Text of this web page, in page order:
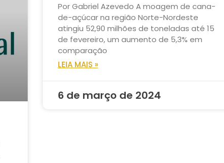
Por Gabriel Azevedo A moagem de cana-
de-açúcar na região Norte-Nordeste
atingiu 52,90 milhões de toneladas até 15
de fevereiro, um aumento de 5,3% em
comparação
LEIA MAIS »
6 de março de 2024